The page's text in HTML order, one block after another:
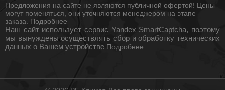
Предложения на сайте не являются публичной офертой! Цены
могут поменяться, они уточняются менеджером на этапе
заказа. Подробнее
Наш сайт использует сервис Yandex SmartCaptcha, поэтому
мы вынуждены осуществлять сбор и обработку технических
данных о Вашем устройстве Подробнее